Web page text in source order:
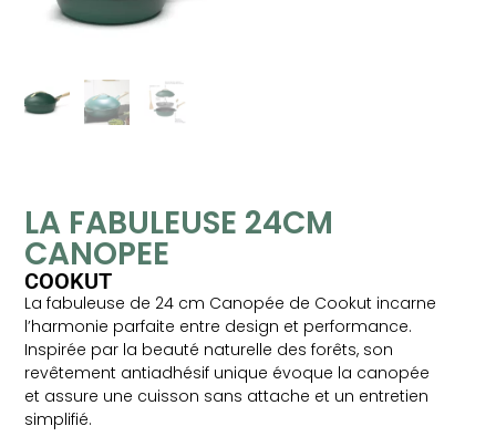
LA FABULEUSE 24CM
CANOPEE
COOKUT
La fabuleuse de 24 cm Canopée de Cookut incarne
l’harmonie parfaite entre design et performance.
Inspirée par la beauté naturelle des forêts, son
revêtement antiadhésif unique évoque la canopée
et assure une cuisson sans attache et un entretien
simplifié.